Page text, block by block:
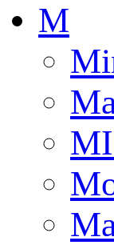
M